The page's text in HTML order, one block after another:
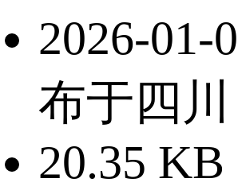
2026-01-
布于四川
20.35 KB